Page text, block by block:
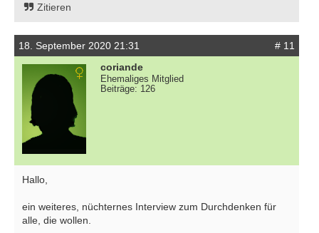
Zitieren
18. September 2020 21:31
# 11
coriande
Ehemaliges Mitglied
Beiträge: 126
Hallo,
ein weiteres, nüchternes Interview zum Durchdenken für
alle, die wollen.